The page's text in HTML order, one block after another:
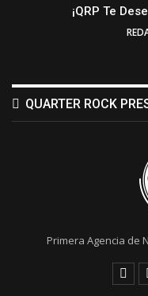
¡QRP Te
QUARTER ROCK
Primera Agencia de